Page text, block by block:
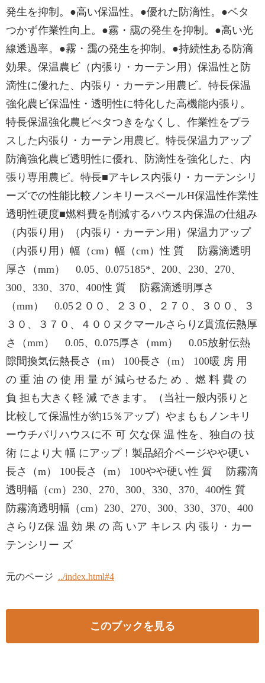
発生を抑制。●高い保温性。●優れた防滴性。●ベタ
つかず作業性向上。●霧・靄の発生を抑制。●高い光
線透過率。●霧・靄の発生を抑制。●持続性ある防滴
効果。保温農ビ（内張り・カーテン用）保温性と防
滴性に優れた、内張り・カーテン用農ビ。特長保温
強化農ビ保温性・透明性に特化した高機能内張り。
特長保温強化農ビべタつきをなくし、作業性をプラ
スした内張り・カーテン用農ビ。特長保温力アップ
防滴強化農ビ透明性に優れ、防滴性を強化した、内
張り専用農ビ。特長■アキレス内張り・カーテンシリ
ーズでの性能比較ノンキリースベールH保温性作業性
透明性硬度■燃料費を削減するハウス内保温の仕組み
（内張り用）（内張り・カーテン用）保温力アップ
（内張り用）幅（cm）幅（cm）性 質 防霧滴透明
厚さ（mm） 0.05、0.075185*、200、230、270、
300、330、370、400性 質 防霧滴透明厚さ
（mm） 0.05２００、２３０、２７０、３００、３
３０、３７０、４００ヌクマールさらりZ貫流伝熱厚
さ（mm） 0.05、0.075厚さ（mm） 0.05放射伝熱
隙間換気伝熱長さ（m） 100長さ（m） 100暖 房 用
の 重 油 の 使 用 量 が 減らせるた め 、燃 料 費 の
負 担も大きく軽 減 できます。（当社一般内張りと
比較して保温性が約15％アップ）やまももノンキリ
ーウチバリハウスに不 可 欠な保 温 性を、独自の 技
術 により大 幅 にアップ！製品紹介ページやや硬い
長さ（m） 100長さ（m） 100やや硬い性 質 防霧滴
透明幅（cm）230、270、300、330、370、400性 質
防霧滴透明幅（cm）230、270、300、330、370、400
さらりZ保 温 効 果 の 高 いア キレス 内 張り・カー
テンシリー ズ
元のページ ../index.html#4
このブックを見る